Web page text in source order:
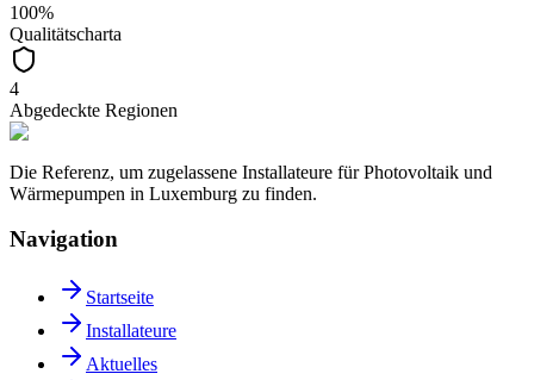
100%
Qualitätscharta
4
Abgedeckte Regionen
Die Referenz, um zugelassene Installateure für Photovoltaik und
Wärmepumpen in Luxemburg zu finden.
Navigation
Startseite
Installateure
Aktuelles